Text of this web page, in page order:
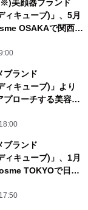
美顔器ブランド
ィキューブ)」、5月
OSAKAで関西初
STORE開催！
ブランド
ィキューブ)」より
プローチする美容液
ソームショット
場！
ブランド
ィキューブ)」、1月
TOKYOで日本
UP STORE開催！